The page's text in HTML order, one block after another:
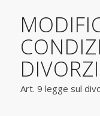
Art. 9 legge sul